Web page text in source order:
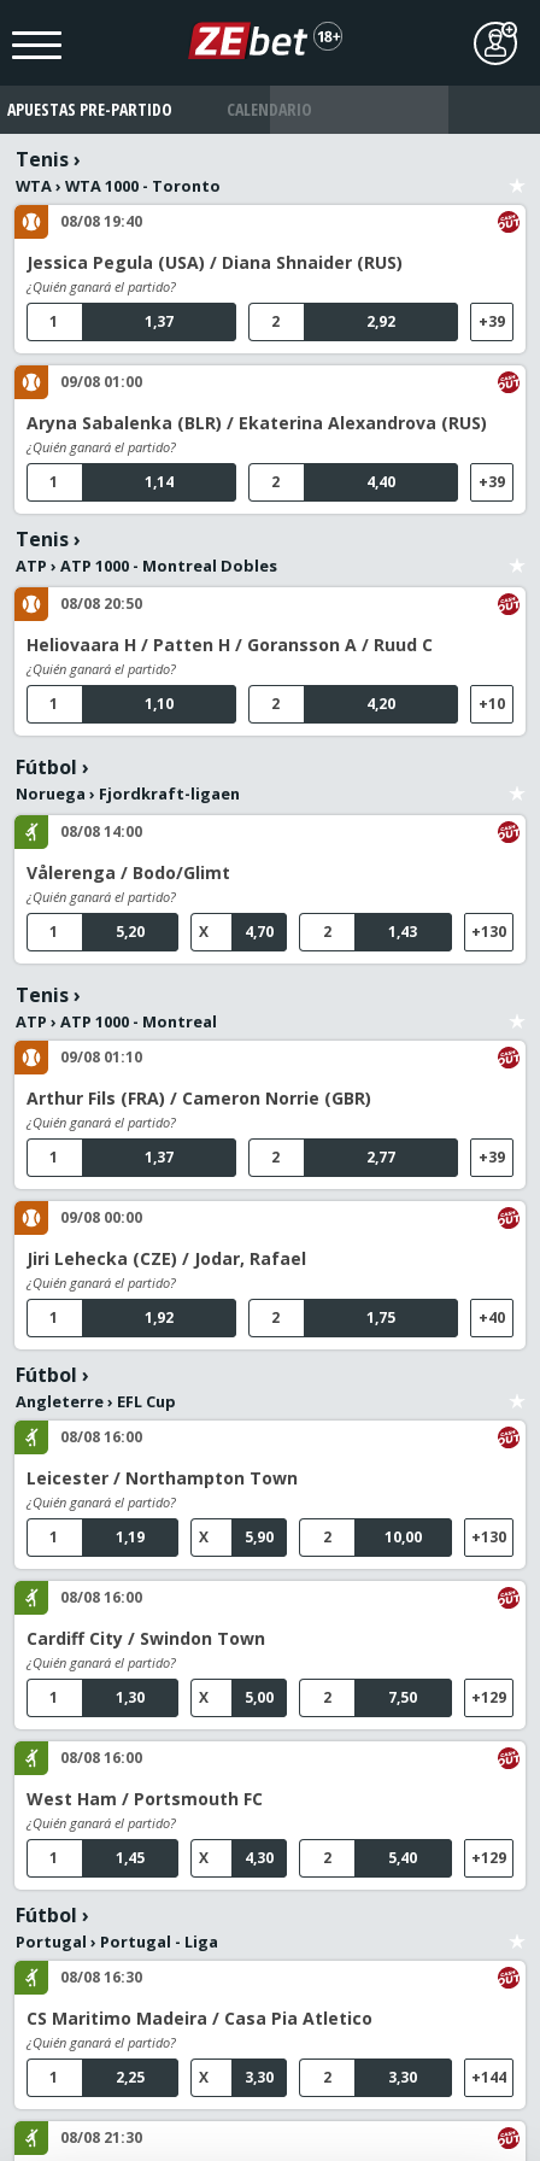
APUESTAS PRE-PARTIDO CALENDARIO
Tenis›
WTA› WTA 1000 - Toronto
08/08 19:40
Jessica Pegula (USA) / Diana Shnaider (RUS)
¿Quién ganará el partido?
1,37
1 2,92
2 +39
09/08 01:00
Aryna Sabalenka (BLR) / Ekaterina Alexandrova (RUS)
¿Quién ganará el partido?
1,14
1 4,40
2 +39
Tenis›
ATP › ATP 1000 - Montreal Dobles
08/08 20:50
Heliovaara H / Patten H / Goransson A / Ruud C
¿Quién ganará el partido?
1,10
1 4,20
2 +10
Fútbol ›
Noruega › Fjordkraft-ligaen
08/08 14:00
Vålerenga / Bodo/Glimt
¿Quién ganará el partido?
5,20
1 4,70
X 1,43
2 +130
Tenis›
ATP › ATP 1000 - Montreal
09/08 01:10
Arthur Fils (FRA) / Cameron Norrie (GBR)
¿Quién ganará el partido?
1,37
1 2,77
2 +39
09/08 00:00
Jiri Lehecka (CZE) / Jodar, Rafael
¿Quién ganará el partido?
1,92
1 1,75
2 +40
Fútbol ›
Angleterre› EFL Cup
08/08 16:00
Leicester / Northampton Town
¿Quién ganará el partido?
1,19
1 5,90
X 10,00
2 +130
08/08 16:00
Cardiff City / Swindon Town
¿Quién ganará el partido?
1,30
1 5,00
X 7,50
2 +129
08/08 16:00
West Ham / Portsmouth FC
¿Quién ganará el partido?
1,45
1 4,30
X 5,40
2 +129
Fútbol ›
Portugal › Portugal - Liga
08/08 16:30
CS Maritimo Madeira / Casa Pia Atletico
¿Quién ganará el partido?
2,25
1 3,30
X 3,30
2 +144
08/08 21:30